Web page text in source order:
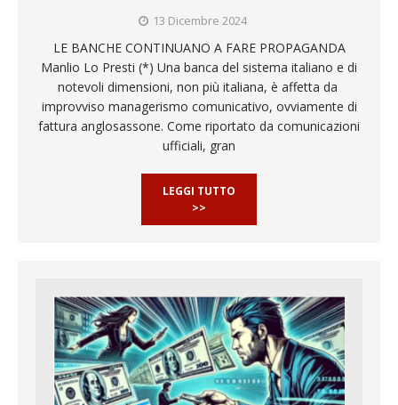
13 Dicembre 2024
LE BANCHE CONTINUANO A FARE PROPAGANDA
Manlio Lo Presti (*) Una banca del sistema italiano e di
notevoli dimensioni, non più italiana, è affetta da ​
improvviso managerismo comunicativo​, ovviamente di
fattura anglosassone. Come riportato da comunicazioni
ufficiali, gran
LEGGI TUTTO
>>